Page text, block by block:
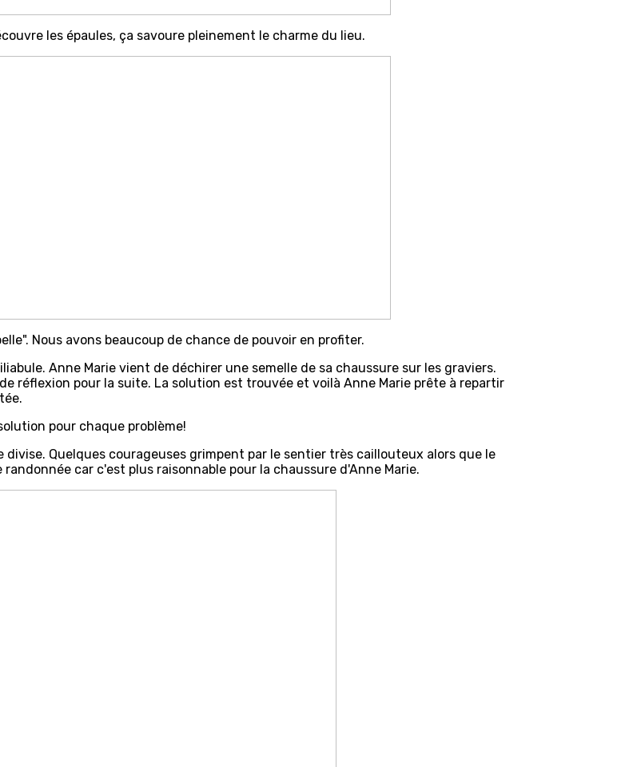
les épaules, ça savoure pleinement le charme du lieu.
Nous avons beaucoup de chance de pouvoir en profiter.
Anne Marie vient de déchirer une semelle de sa chaussure sur les graviers.
réflexion pour la suite. La solution est trouvée et voilà Anne Marie prête à repartir
pour chaque problème!
divise. Quelques courageuses grimpent par le sentier très caillouteux alors que le
car c'est plus raisonnable pour la chaussure d'Anne Marie.